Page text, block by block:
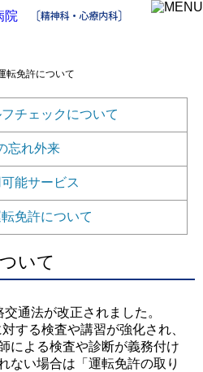
転免許について
チェックについて
忘れ外来
能サービス
免許について
いて
通法が改正されました。
する検査や講習が強化され、
による検査や診断が義務付け
ない場合は「運転免許の取り